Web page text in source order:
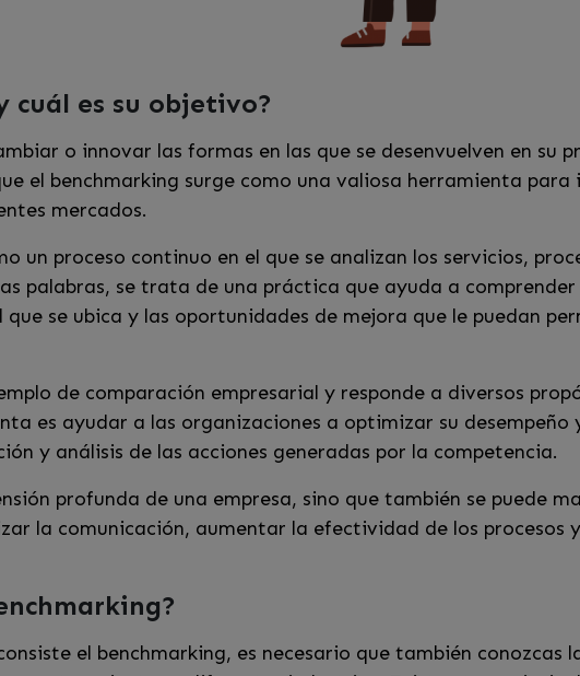
cuál es su objetivo?
o innovar las formas en las que se desenvuelven en su
el benchmarking surge como una valiosa herramienta
mercados.
un proceso continuo en el que se analizan los servicios,
palabras, se trata de una práctica que ayuda a
se ubica y las oportunidades de mejora que le puedan
de comparación empresarial y responde a diversos
es ayudar a las organizaciones a optimizar su desempeño
y análisis de las acciones generadas por la competencia.
profunda de una empresa, sino que también se puede
la comunicación, aumentar la efectividad de los procesos
el benchmarking, es necesario que también conozcas